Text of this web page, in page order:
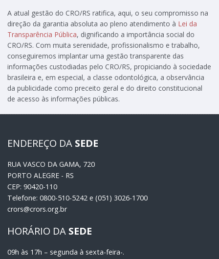
A atual gestão do CRO/RS ratifica, aqui, o seu compromisso na
direção da garantia absoluta ao pleno atendimento à Lei da
Transparência Pública, dignificando a importância social do
CRO/RS. Com muita serenidade, profissionalismo e trabalho,
conseguiremos implantar uma gestão transparente das
informações custodiadas pelo CRO/RS, propiciando à sociedade
brasileira e, em especial, a classe odontológica, a observância
da publicidade como preceito geral e do direito constitucional
de acesso às informações públicas.
ENDEREÇO DA SEDE
RUA VASCO DA GAMA, 720
PORTO ALEGRE - RS
CEP: 90420-110
Telefone: 0800-510-5242 e (051) 3026-1700
crors@crors.org.br
HORÁRIO DA SEDE
09h às 17h – segunda à sexta-feira-.